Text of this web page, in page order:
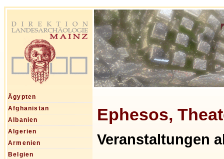
Ägypten
Afghanistan
Albanien
Algerien
Armenien
Belgien
Ephesos,
Veranstaltungen